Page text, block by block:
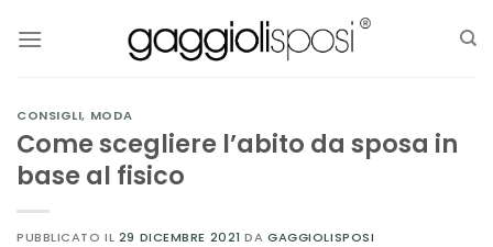
CONSIGLI, MODA
Come scegliere l’abito da sposa in
base al fisico
PUBBLICATO IL 29 DICEMBRE 2021 DAGAGGIOLISPOSI